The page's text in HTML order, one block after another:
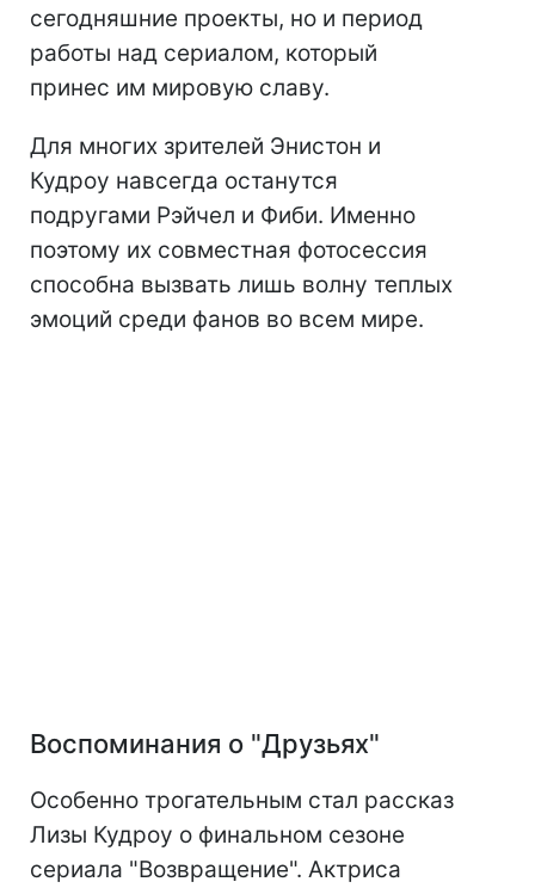
сегодняшние проекты, но и период
работы над сериалом, который
принес им мировую славу.
Для многих зрителей Энистон и
Кудроу навсегда останутся
подругами Рэйчел и Фиби. Именно
поэтому их совместная фотосессия
способна вызвать лишь волну теплых
эмоций среди фанов во всем мире.
Воспоминания о "Друзьях"
Особенно трогательным стал рассказ
Лизы Кудроу о финальном сезоне
сериала "Возвращение". Актриса